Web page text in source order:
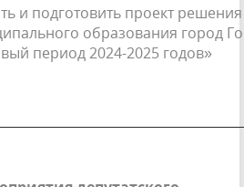
и подготовить проект
образования город
период 2024-2025 годов»